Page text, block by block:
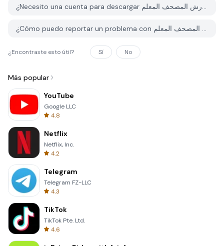
¿Necesito una cuenta para descargar تحفيظ القرآن ورش المصحف المعلم desde PGYER APK HUB?
¿Cómo puedo reportar un problema con تحفيظ القرآن ورش المصحف المعلم en PGYER APK HUB?
¿Encontraste esto útil? Sí No
Más popular
YouTube
Google LLC
4.8
Netflix
Netflix, Inc.
4.2
Telegram
Telegram FZ-LLC
4.3
TikTok
TikTok Pte. Ltd.
4.6